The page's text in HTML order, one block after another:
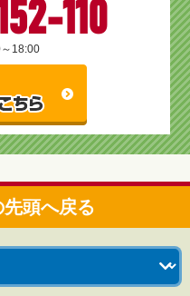
110
18:00
頭へ戻る